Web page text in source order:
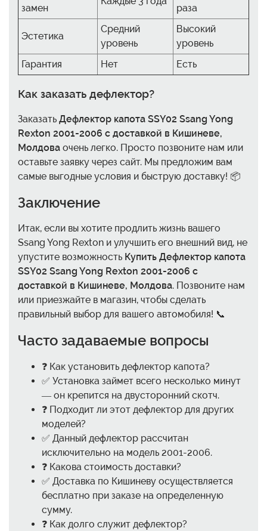
замен раза
Эстетика
Средний
уровень
Высокий
уровень
Гарантия
Нет Есть
Как заказать дефлектор?
Заказать Дефлектор капота SSY02 Ssang Yong
Rexton 2001-2006 с доставкой в Кишиневе,
Молдова очень легко. Просто позвоните нам или
оставьте заявку через сайт. Мы предложим вам
самые выгодные условия и быструю доставку! 📦
Заключение
Итак, если вы хотите продлить жизнь вашего
Ssang Yong Rexton и улучшить его внешний вид, не
упустите возможность Купить Дефлектор капота
SSY02 Ssang Yong Rexton 2001-2006 с
доставкой в Кишиневе, Молдова. Позвоните нам
или приезжайте в магазин, чтобы сделать
правильный выбор для вашего автомобиля! 📞
Часто задаваемые вопросы
❓ Как установить дефлектор капота?
✅ Установка займет всего несколько минут
— он крепится на двусторонний скотч.
❓ Подходит ли этот дефлектор для других
моделей?
✅ Данный дефлектор рассчитан
исключительно на модель 2001-2006.
❓ Какова стоимость доставки?
✅ Доставка по Кишиневу осуществляется
бесплатно при заказе на определенную
сумму.
❓ Как долго служит дефлектор?